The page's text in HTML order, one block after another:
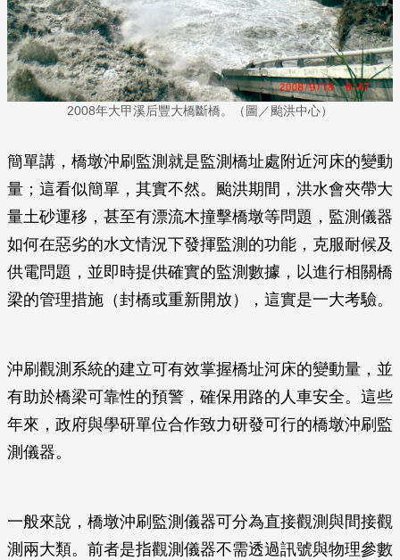
2008年大甲溪后豐大橋斷橋。（圖／颱洪中心）
簡單講，橋墩沖刷監測就是監測橋址處附近河床的變動
量；這看似簡單，其實不然。颱洪期間，洪水會夾帶大
量土砂運移，甚至有漂流木撞擊橋墩等問題，監測儀器
如何在惡劣的水文情況下發揮監測的功能，克服耐候及
供電問題，並即時提供確實的監測數據，以進行相關橋
梁的管理措施（封橋或重新開放），這實是一大考驗。
沖刷觀測系統的建立可有效掌握橋址河床的變動量，並
有助於橋梁可靠性的預警，確保用路的人車安全。這些
年來，政府與學研單位合作致力研發可行的橋墩沖刷監
測儀器。
一般來說，橋墩沖刷監測儀器可分為直接觀測與間接觀
測兩大類。前者是指觀測儀器不需透過訊號與物理參數